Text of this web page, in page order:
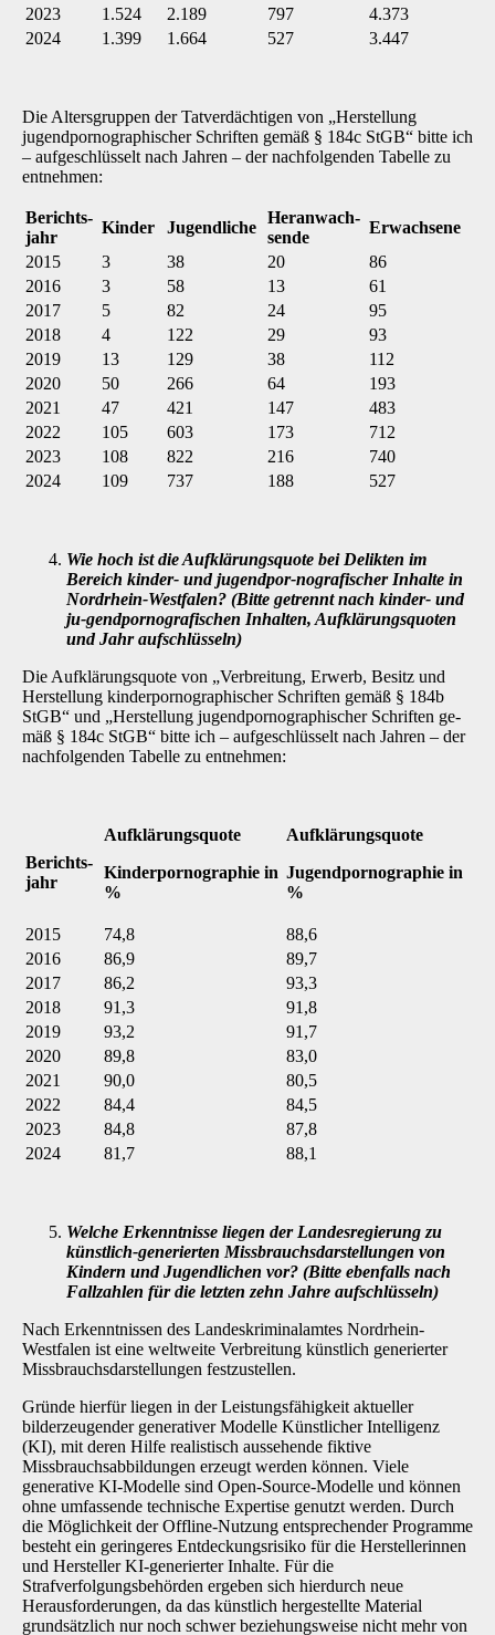
2023
1.524 2.189 797
4.373
2024
1.399 1.664 527 3.447
Die Altersgruppen der Tatverdächtigen von „Herstellung
jugendpornographischer Schriften ge­mäß § 184c StGB“ bitte ich
– aufgeschlüsselt nach Jahren – der nachfolgenden Tabelle zu
entnehmen:
Berichts-
jahr
Kinder Jugendliche
Heranwach-
sende
Erwachsene
2015
3 38 20
86
2016
3 58 13
61
2017
5 82 24
95
2018
4 122 29
93
2019
13 129 38
112
2020
50 266 64
193
2021
47 421 147
483
2022
105 603 173
712
2023
108 822 216
740
2024
109 737 188 527
Wie hoch ist die Aufklärungsquote bei Delikten im
Bereich kinder- und jugendpor-nografischer Inhalte in
Nordrhein-Westfalen? (Bitte getrennt nach kinder- und
ju-gendpornografischen Inhalten, Aufklärungsquoten
und Jahr aufschlüsseln)
Die Aufklärungsquote von „Verbreitung, Erwerb, Besitz und
Herstellung kinderpornographi­scher Schriften gemäß § 184b
StGB“ und „Herstellung jugendpornographischer Schriften ge­
mäß § 184c StGB“ bitte ich – aufgeschlüsselt nach Jahren – der
nachfolgenden Tabelle zu entnehmen:
Berichts-
jahr
Aufklärungsquote
Kinderpornographie in
%
Aufklärungsquote
Jugendpornographie in
%
2015 74,8
88,6
2016
86,9
89,7
2017
86,2
93,3
2018
91,3
91,8
2019
93,2
91,7
2020
89,8
83,0
2021
90,0
80,5
2022
84,4
84,5
2023
84,8
87,8
2024
81,7 88,1
Welche Erkenntnisse liegen der Landesregierung zu
künstlich-generierten Miss­brauchsdarstellungen von
Kindern und Jugendlichen vor? (Bitte ebenfalls nach
Fallzahlen für die letzten zehn Jahre aufschlüsseln)
Nach Erkenntnissen des Landeskriminalamtes Nordrhein-
Westfalen ist eine weltweite Verbrei­tung künstlich generierter
Missbrauchsdarstellungen festzustellen.
Gründe hierfür liegen in der Leistungsfähigkeit aktueller
bilderzeugender generativer Modelle Künstlicher Intelligenz
(KI), mit deren Hilfe realistisch aussehende fiktive
Missbrauchsabbil­dungen erzeugt werden können. Viele
generative KI-Modelle sind Open-Source-Modelle und können
ohne umfassende technische Expertise genutzt werden. Durch
die Möglichkeit der Offline-Nutzung entsprechender Programme
besteht ein geringeres Entdeckungsrisiko für die Herstellerinnen
und Hersteller KI-generierter Inhalte. Für die
Strafverfolgungsbehörden erge­ben sich hierdurch neue
Herausforderungen, da das künstlich hergestellte Material
grundsätz­lich nur noch schwer beziehungsweise nicht mehr von